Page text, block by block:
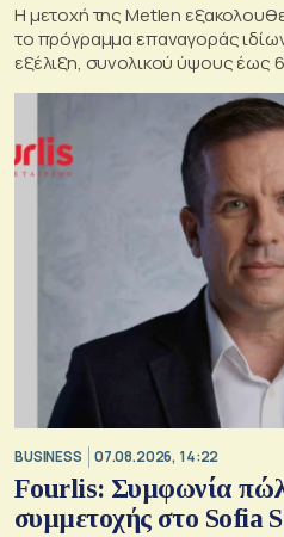
Η μετοχή της Metlen
το πρόγραμμα επαναγοράς
εξέλιξη, συνολικού ύψους έως
BUSINESS 07.08.2026, 14:22
Fourlis: Συμφωνία
συμμετοχής στο Sofia